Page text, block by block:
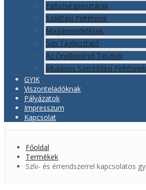
Egészségpénztárak
Szállítási Feltételek
Magánrendelések
Süti Tájékoztató
Az Önellenörző Tesztek
Általános Szerződési Feltételek
GYIK
Viszonteladóknak
Pályázatok
Impresszum
Kapcsolat
Főoldal
Termékek
Szív- és érrendszerrel kapcsolatos